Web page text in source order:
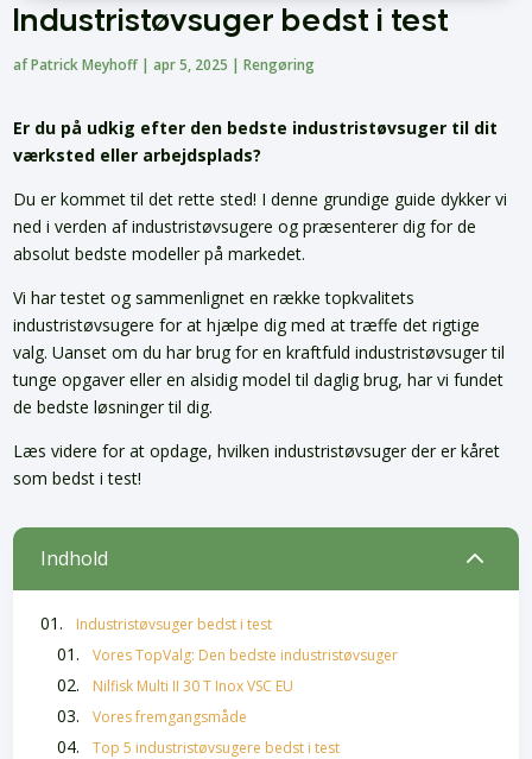
Industristøvsuger bedst i test
afPatrick Meyhoff |apr 5, 2025 |Rengøring
Er du på udkig efter den bedste industristøvsuger til dit
værksted eller arbejdsplads?
Du er kommet til det rette sted! I denne grundige guide dykker vi
ned i verden af industristøvsugere og præsenterer dig for de
absolut bedste modeller på markedet.
Vi har testet og sammenlignet en række topkvalitets
industristøvsugere for at hjælpe dig med at træffe det rigtige
valg. Uanset om du har brug for en kraftfuld industristøvsuger til
tunge opgaver eller en alsidig model til daglig brug, har vi fundet
de bedste løsninger til dig.
Læs videre for at opdage, hvilken industristøvsuger der er kåret
som bedst i test!
Indhold 2
Industristøvsuger bedst i test
Vores TopValg: Den bedste industristøvsuger
Nilfisk Multi II 30 T Inox VSC EU
Vores fremgangsmåde
Top 5 industristøvsugere bedst i test